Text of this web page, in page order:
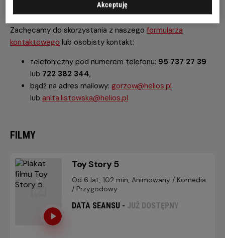
Zachęcamy do skorzystania z naszego formularza
kontaktowego lub osobisty kontakt:
telefoniczny pod numerem telefonu: 95 737 27 39
lub 722 382 344,
bądź na adres mailowy: gorzow@helios.pl
lub anita.listowska@helios.pl
FILMY
Toy Story 5
Od 6 lat, 102 min, Animowany / Komedia
/ Przygodowy
DATA SEANSU - JUŻ DOSTĘPNY
Akceptuję